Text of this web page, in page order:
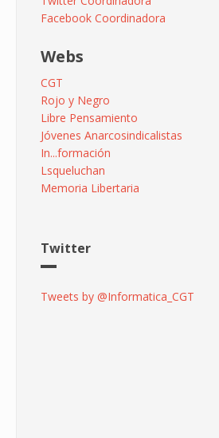
Facebook Coordinadora
Webs
CGT
Rojo y Negro
Libre Pensamiento
Jóvenes Anarcosindicalistas
In...formación
Lsqueluchan
Memoria Libertaria
Twitter
Tweets by @Informatica_CGT